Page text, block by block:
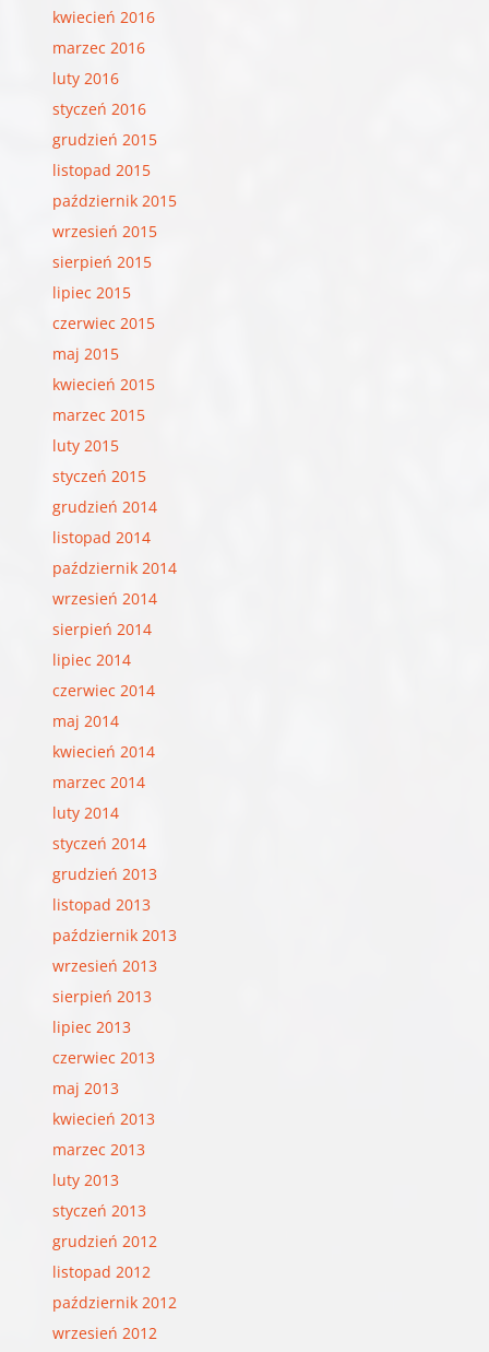
kwiecień 2016
marzec 2016
luty 2016
styczeń 2016
grudzień 2015
listopad 2015
październik 2015
wrzesień 2015
sierpień 2015
lipiec 2015
czerwiec 2015
maj 2015
kwiecień 2015
marzec 2015
luty 2015
styczeń 2015
grudzień 2014
listopad 2014
październik 2014
wrzesień 2014
sierpień 2014
lipiec 2014
czerwiec 2014
maj 2014
kwiecień 2014
marzec 2014
luty 2014
styczeń 2014
grudzień 2013
listopad 2013
październik 2013
wrzesień 2013
sierpień 2013
lipiec 2013
czerwiec 2013
maj 2013
kwiecień 2013
marzec 2013
luty 2013
styczeń 2013
grudzień 2012
listopad 2012
październik 2012
wrzesień 2012